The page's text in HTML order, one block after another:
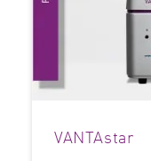
VANTAstar